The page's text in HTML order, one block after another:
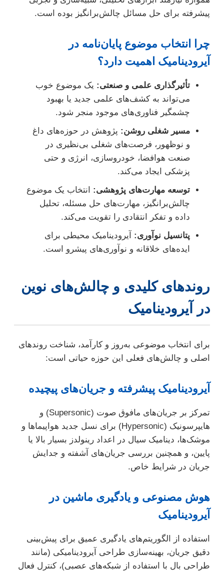
پیشرفته برای حل مسائل چالش‌برانگیز بوده است.
چرا انتخاب موضوع پایان‌نامه در
آیرودینامیک اهمیت دارد؟
تأثیرگذاری علمی و صنعتی: یک موضوع خوب
می‌تواند به کشف‌های علمی جدید یا بهبود
چشمگیر فناوری‌های موجود منجر شود.
مسیر شغلی روشن: پژوهش در حوزه‌های داغ
و نوظهور، فرصت‌های شغلی بی‌نظیری در
صنعت هوافضا، خودروسازی، انرژی و حتی
پزشکی ایجاد می‌کند.
توسعه مهارت‌های پژوهشی: انتخاب یک موضوع
چالش‌برانگیز، مهارت‌های حل مسئله، تحلیل
داده و تفکر انتقادی را تقویت می‌کند.
پتانسیل نوآوری: آیرودینامیک محیطی برای
ایده‌های خلاقانه و نوآوری‌های پیشرو است.
روندهای کلیدی و چالش‌های نوین
در آیرودینامیک
برای انتخاب موضوعی به‌روز و کارآمد، شناخت روندهای
اصلی و چالش‌های فعلی این حوزه حیاتی است:
آیرودینامیک پیشرفته و جریان‌های پیچیده
تمرکز بر جریان‌های مافوق صوت (Supersonic) و
هایپرسونیک (Hypersonic) برای نسل جدید هواپیماها و
موشک‌ها، دینامیک سیال در اعداد رینولدز بسیار بالا یا
پایین، و همچنین بررسی جریان‌های آشفته و جدایش
جریان در شرایط خاص.
هوش مصنوعی و یادگیری ماشین در
آیرودینامیک
استفاده از الگوریتم‌های یادگیری عمیق برای پیش‌بینی
دقیق جریان، بهینه‌سازی طراحی آیرودینامیکی (مانند
طراحی بال با استفاده از شبکه‌های عصبی)، کنترل فعال